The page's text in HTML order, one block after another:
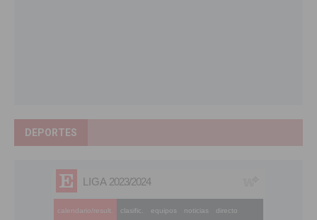
DEPORTES